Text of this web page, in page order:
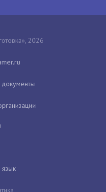
2026
язык